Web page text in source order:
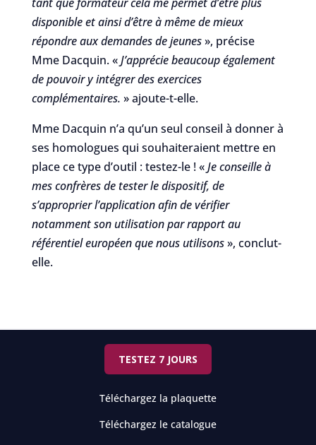
disponible et ainsi d’être à même de mieux
répondre aux demandes de jeunes», précise
Mme Dacquin. «J’apprécie beaucoup également
de pouvoir y intégrer des exercices
complémentaires. » ajoute-t-elle.
Mme Dacquin n’a qu’un seul conseil à donner à
ses homologues qui souhaiteraient mettre en
place ce type d’outil : testez-le ! «Je conseille à
mes confrères de tester le dispositif, de
s’approprier l’application afin de vérifier
notamment son utilisation par rapport au
référentiel européen que nous utilisons», conclut-
elle.
TESTEZ 7 JOURS
Téléchargez la plaquette
Téléchargez le catalogue